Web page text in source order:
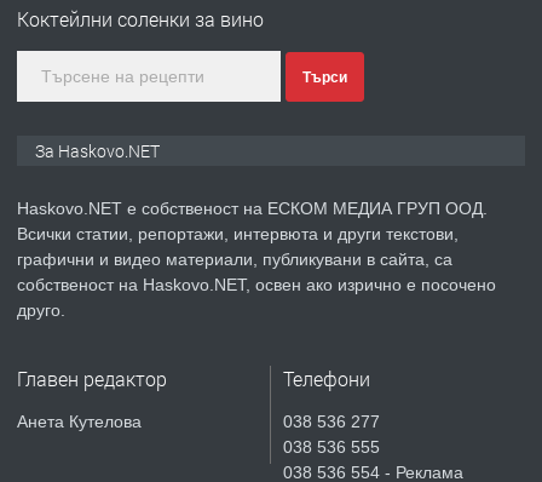
КУБА
преди 3 дни
ПРЕДЛАГА СГЛОБЯВАНЕ НА МЕБЕЛИ.
№4119 Едностаен обзаведен
Коктейлни соленки за вино
Търси
За Haskovo.NET
Haskovo.NET е собственост на ЕСКОМ МЕДИА ГРУП ООД.
Всички статии, репортажи, интервюта и други текстови,
графични и видео материали, публикувани в сайта, са
собственост на Haskovo.NET, освен ако изрично е посочено
друго.
Главен редактор
Анета Кутелова
Телефони
038 536 277
038 536 555
038 536 554 - Реклама